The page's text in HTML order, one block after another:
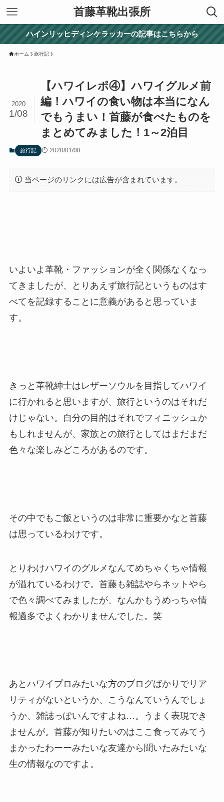
首藤革靴出張所
ハインリッヒディンケラッカーの記事はこちらから
ホーム 旅行記
【ハワイレポ④】ハワイグルメ前
編！ハワイの食い物は本当になん
でもうまい！首藤が食べたものを
まとめてみました！1～2泊目
2020
1/08
旅行記 2020/01/08
当ページのリンクには広告が含まれています。
いよいよ革靴・ファッションが全く関係なくなっ
てきましたが、とりあえず旅行記というものはす
べてを記録することに意義があると思っていま
す。
きっと革靴紳士はレザーソウルを目指してハワイ
に行かれると思いますが、旅行というのはそれだ
けじゃない。自分の目的はそれでフィニッシュか
もしれませんが、家族との旅行としてはまだまだ
色々な楽しみどころがあるのです。
その中でもご飯というのは非常に重要かなと首藤
は思っているわけです。
とりわけハワイのグルメなんてめちゃくちゃ情報
が溢れているわけで。首藤も雑誌やらネットやら
で色々調べてみましたが、なんかもうめっちゃ情
報過多でよくわかりませんでした。笑
あとハワイプロみたいな方のブログばかりでリア
リティがないというか、こうなんていうんでしょ
うか、雑誌っぽいんですよね…。うまく表現でき
ませんが。首藤が知りたいのはここ食ってみてう
まかったわーーみたいな友達から聞いたみたいな
生の情報なのですよ。